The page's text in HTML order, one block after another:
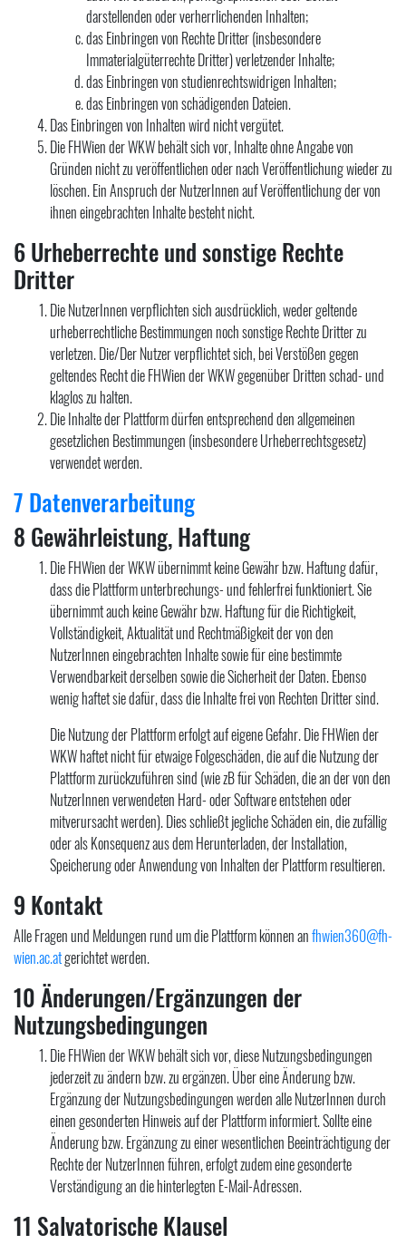
darstellenden oder verherrlichenden Inhalten;
das Einbringen von Rechte Dritter (insbesondere
Immaterialgüterrechte Dritter) verletzender Inhalte;
das Einbringen von studienrechtswidrigen Inhalten;
das Einbringen von schädigenden Dateien.
Das Einbringen von Inhalten wird nicht vergütet.
Die FHWien der WKW behält sich vor, Inhalte ohne Angabe von
Gründen nicht zu veröffentlichen oder nach Veröffentlichung wieder zu
löschen. Ein Anspruch der NutzerInnen auf Veröffentlichung der von
ihnen eingebrachten Inhalte besteht nicht.
6 Urheberrechte und sonstige Rechte
Dritter
Die NutzerInnen verpflichten sich ausdrücklich, weder geltende
urheberrechtliche Bestimmungen noch sonstige Rechte Dritter zu
verletzen. Die/Der Nutzer verpflichtet sich, bei Verstößen gegen
geltendes Recht die FHWien der WKW gegenüber Dritten schad- und
klaglos zu halten.
Die Inhalte der Plattform dürfen entsprechend den allgemeinen
gesetzlichen Bestimmungen (insbesondere Urheberrechtsgesetz)
verwendet werden.
7 Datenverarbeitung
8 Gewährleistung, Haftung
Die FHWien der WKW übernimmt keine Gewähr bzw. Haftung dafür,
dass die Plattform unterbrechungs- und fehlerfrei funktioniert. Sie
übernimmt auch keine Gewähr bzw. Haftung für die Richtigkeit,
Vollständigkeit, Aktualität und Rechtmäßigkeit der von den
NutzerInnen eingebrachten Inhalte sowie für eine bestimmte
Verwendbarkeit derselben sowie die Sicherheit der Daten. Ebenso
wenig haftet sie dafür, dass die Inhalte frei von Rechten Dritter sind.
Die Nutzung der Plattform erfolgt auf eigene Gefahr. Die FHWien der
WKW haftet nicht für etwaige Folgeschäden, die auf die Nutzung der
Plattform zurückzuführen sind (wie zB für Schäden, die an der von den
NutzerInnen verwendeten Hard- oder Software entstehen oder
mitverursacht werden). Dies schließt jegliche Schäden ein, die zufällig
oder als Konsequenz aus dem Herunterladen, der Installation,
Speicherung oder Anwendung von Inhalten der Plattform resultieren.
9 Kontakt
Alle Fragen und Meldungen rund um die Plattform können anfhwien360@fh-
wien.ac.atgerichtet werden.
10 Änderungen/Ergänzungen der
Nutzungsbedingungen
Die FHWien der WKW behält sich vor, diese Nutzungsbedingungen
jederzeit zu ändern bzw. zu ergänzen. Über eine Änderung bzw.
Ergänzung der Nutzungsbedingungen werden alle NutzerInnen durch
einen gesonderten Hinweis auf der Plattform informiert. Sollte eine
Änderung bzw. Ergänzung zu einer wesentlichen Beeinträchtigung der
Rechte der NutzerInnen führen, erfolgt zudem eine gesonderte
Verständigung an die hinterlegten E-Mail-Adressen.
11 Salvatorische Klausel